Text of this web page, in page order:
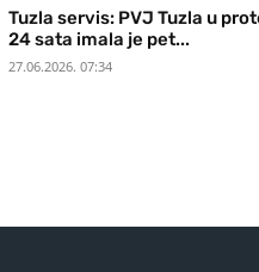
Tuzla servis: PVJ Tuzla u
24 sata imala je pet...
27.06.2026. 07:34